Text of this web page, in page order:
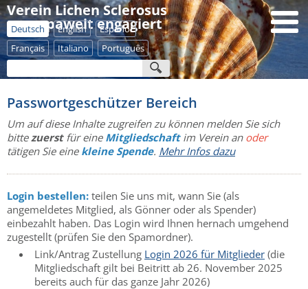
Verein Lichen Sclerosus
- europaweit engagiert
Deutsch English
Español
Français
Italiano Português
Passwortgeschützer Bereich
Um auf diese Inhalte zugreifen zu können melden Sie sich
bittezuerst für eine Mitgliedschaftim Verein an oder
tätigen Sie eine kleine Spende. Mehr Infos dazu
Login bestellen: teilen Sie uns mit, wann Sie (als
angemeldetes Mitglied, als Gönner oder als Spender)
einbezahlt haben. Das Login wird Ihnen hernach umgehend
zugestellt (prüfen Sie den Spamordner).
Link/Antrag Zustellung Login 2026 für Mitglieder (die
Mitgliedschaft gilt bei Beitritt ab 26. November 2025
bereits auch für das ganze Jahr 2026)